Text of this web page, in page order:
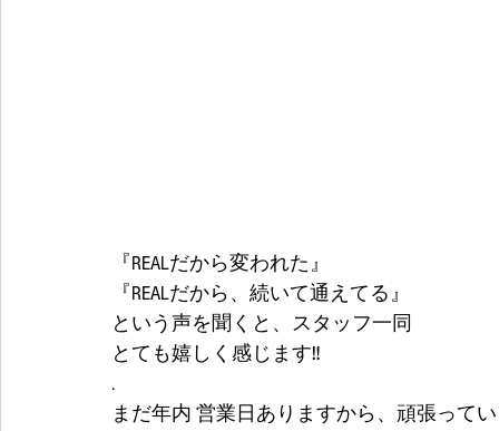
『REALだから変われた』
『REALだから、続いて通えてる』
という声を聞くと、スタッフ一同
とても嬉しく感じます‼️
.
まだ年内 営業日ありますから、頑張って